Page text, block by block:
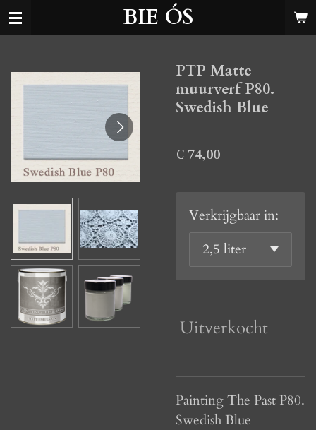
Ga
direct
de
BIE ÓS
PTP Matte
muurverf P80.
Swedish Blue
€ 74,00
Verkrijgbaar in:
Uitverkocht
Painting The Past P80.
Swedish Blue